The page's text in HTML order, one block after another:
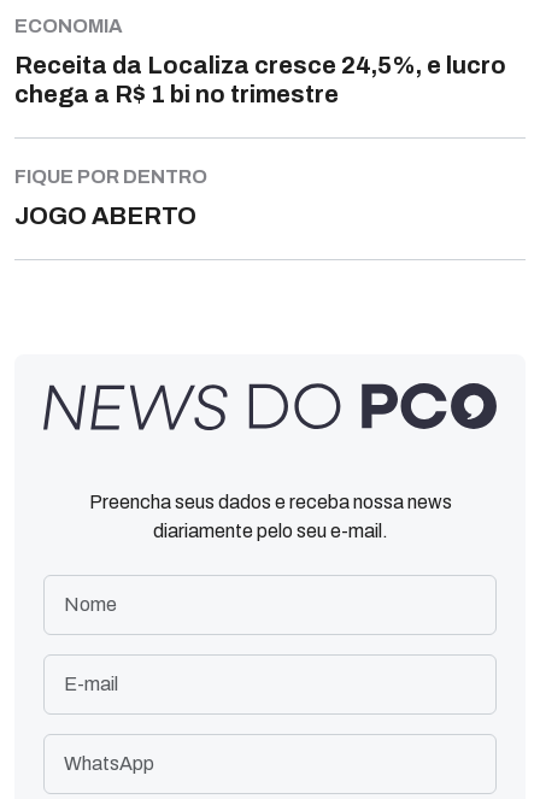
ECONOMIA
Receita da Localiza cresce 24,5%, e lucro
chega a R$ 1 bi no trimestre
FIQUE POR DENTRO
JOGO ABERTO
Preencha seus dados e receba nossa news
diariamente pelo seu e-mail.